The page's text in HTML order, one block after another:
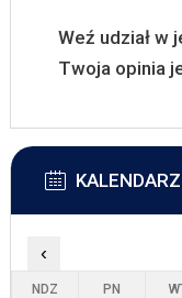
Weź udział w
Twoja opinia
KALENDARZ
‹
NDZ PN